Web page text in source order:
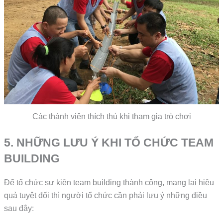
Các thành viên thích thú khi tham gia trò chơi
5. NHỮNG LƯU Ý KHI TỔ CHỨC TEAM
BUILDING
Để tổ chức sự kiện team building thành công, mang lại hiệu
quả tuyệt đối thì người tổ chức cần phải lưu ý những điều
sau đây: